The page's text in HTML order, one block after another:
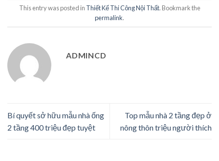
This entry was posted in Thiết Kế Thi Công Nội Thất. Bookmark the
permalink.
ADMINCD
Bí quyết sở hữu mẫu nhà ống
2 tầng 400 triệu đẹp tuyệt
Top mẫu nhà 2 tầng đẹp ở
nông thôn triệu người thích